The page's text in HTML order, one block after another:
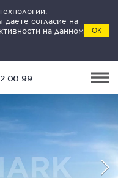
согласие на
на данном
ОК
00 99